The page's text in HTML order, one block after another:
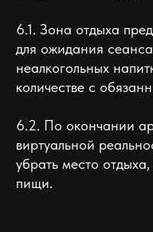
6.1. Зона отдыха
для ожидания
неалкогольных
количестве с
6.2. По окончании
виртуальной
убрать место
пищи.